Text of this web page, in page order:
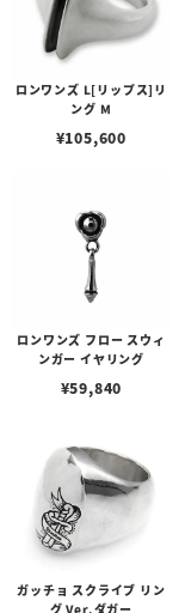
ロンワンズ L[リップス]リ
ング M
¥105,600
ロンワンズ フロー スウィ
ンガー イヤリング
¥59,840
ガッチョ スクライブ リン
グ Ver.ダガー